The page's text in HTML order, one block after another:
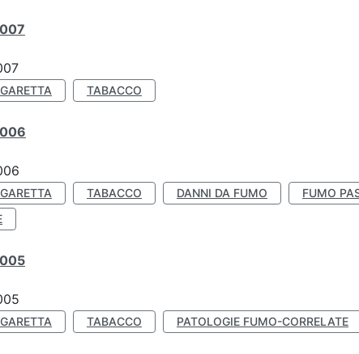
TABACCO
TABACCO DANNI DA FUMO
FUMO
TABACCO PATOLOGIE FUMO-CORRELATE